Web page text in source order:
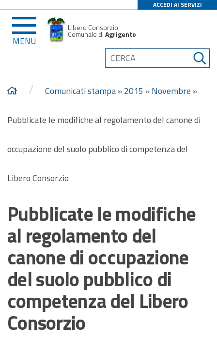
ACCEDI AI SERVIZI
MENU
Libero Consorzio
Comunale diAgrigento
/ Comunicati stampa»2015 »Novembre »
Pubblicate le modifiche al regolamento del canone di
occupazione del suolo pubblico di competenza del
Libero Consorzio
Pubblicate le modifiche
al regolamento del
canone di occupazione
del suolo pubblico di
competenza del Libero
Consorzio